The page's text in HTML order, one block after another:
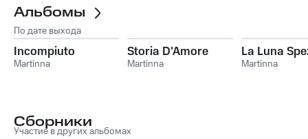
Альбомы
По дате выхода
Incompiuto
Martinna
Storia D'Amore
Martinna
La Luna
Martinna
Сборники
Участие в других альбомах